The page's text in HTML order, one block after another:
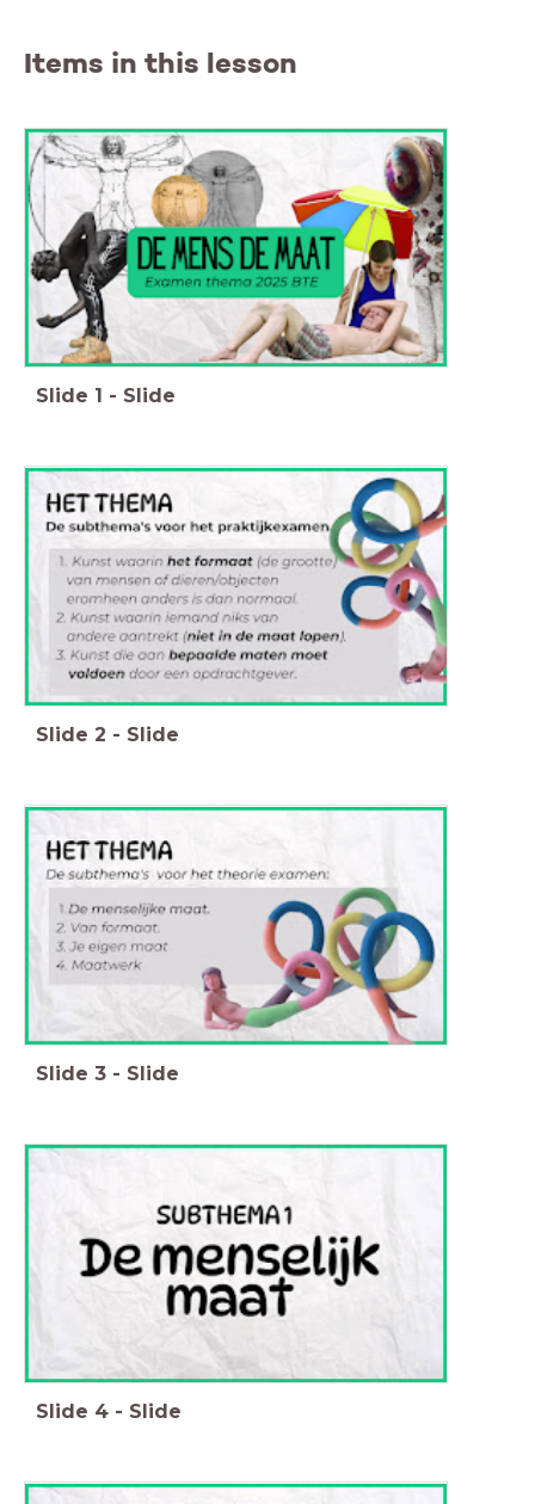
Items in this lesson
Slide 1 - Slide
Slide 2 - Slide
Slide 3 - Slide
Slide 4 - Slide